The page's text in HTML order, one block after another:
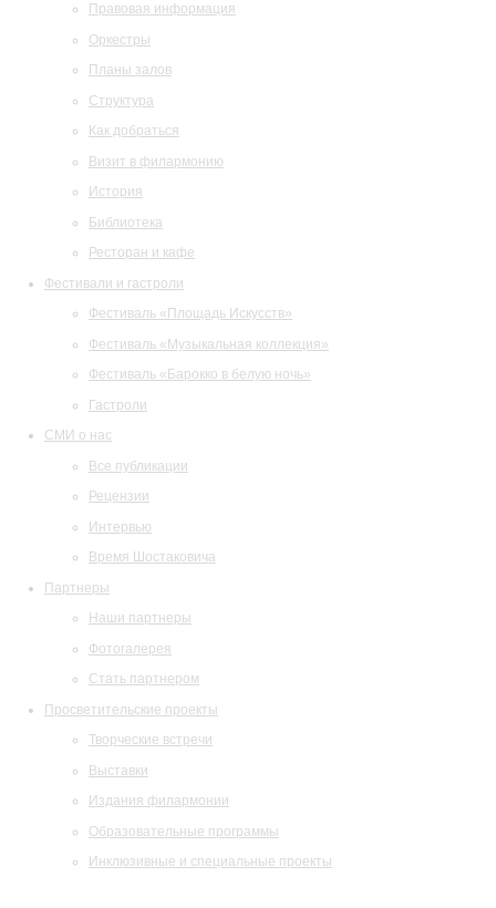
Правовая информация
Оркестры
Планы залов
Структура
Как добраться
Визит в филармонию
История
Библиотека
Ресторан и кафе
Фестивали и гастроли
Фестиваль «Площадь Искусств»
Фестиваль «Музыкальная коллекция»
Фестиваль «Барокко в белую ночь»
Гастроли
СМИ о нас
Все публикации
Рецензии
Интервью
Время Шостаковича
Партнеры
Наши партнеры
Фотогалерея
Стать партнером
Просветительские проекты
Творческие встречи
Выставки
Издания филармонии
Образовательные программы
Инклюзивные и специальные проекты